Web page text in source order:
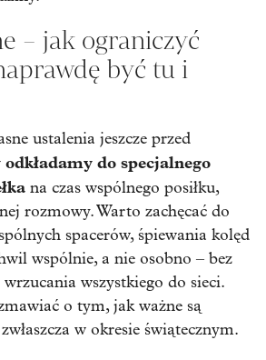
– jak ograniczyć
być tu i
ustalenia jeszcze przed
do specjalnego
na czas wspólnego posiłku,
rozmowy. Warto zachęcać do
spacerów, śpiewania kolęd
wspólnie, a nie osobno – bez
wszystkiego do sieci.
o tym, jak ważne są
w okresie świątecznym.